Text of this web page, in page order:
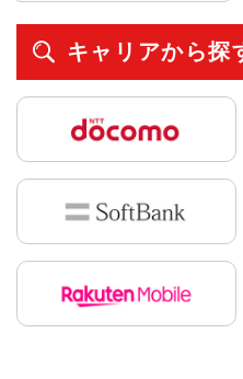
キャリアから探